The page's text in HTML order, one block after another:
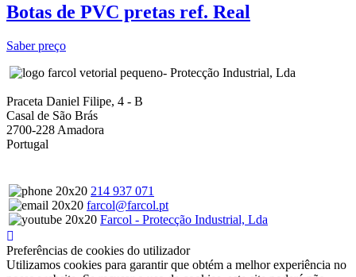
Botas de PVC pretas ref. Real
Saber preço
- Protecção Industrial, Lda
Praceta Daniel Filipe, 4 - B
Casal de São Brás
2700-228 Amadora
Portugal
214 937 071
farcol@farcol.pt
Farcol - Protecção Industrial, Lda
Preferências de cookies do utilizador
Utilizamos cookies para garantir que obtém a melhor experiência no